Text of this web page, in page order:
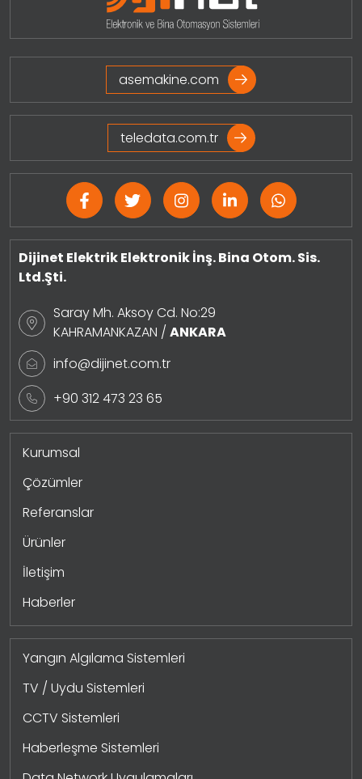
asemakine.com
teledata.com.tr
Dijinet Elektrik Elektronik İnş. Bina Otom. Sis.
Ltd.Şti.
Saray Mh. Aksoy Cd. No:29
KAHRAMANKAZAN / ANKARA
info@dijinet.com.tr
+90 312 473 23 65
Kurumsal
Çözümler
Referanslar
Ürünler
İletişim
Haberler
Yangın Algılama Sistemleri
TV / Uydu Sistemleri
CCTV Sistemleri
Haberleşme Sistemleri